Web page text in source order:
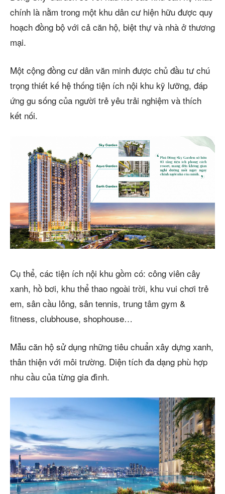
chính là nằm trong một khu dân cư hiện hữu được quy
hoạch đồng bộ với cả căn hộ, biệt thự và nhà ở thương
mại.
Một cộng đồng cư dân văn minh được chủ đầu tư chú
trọng thiết kế hệ thống tiện ích nội khu kỹ lưỡng, đáp
ứng gu sống của người trẻ yêu trải nghiệm và thích
kết nối.
Cụ thể, các tiện ích nội khu gồm có: công viên cây
xanh, hồ bơi, khu thể thao ngoài trời, khu vui chơi trẻ
em, sân cầu lông, sân tennis, trung tâm gym &
fitness, clubhouse, shophouse…
Mẫu căn hộ sử dụng những tiêu chuẩn xây dựng xanh,
thân thiện với môi trường. Diện tích đa dạng phù hợp
nhu cầu của từng gia đình.